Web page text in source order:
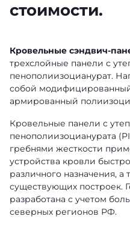
стоимости.
Кровельные сэндвич-
трехслойные панели с
пенополиизоцианурат.
собой
армированный
Кровельные панели с
пенополиизоцианурата
гребнями жесткости
устройства кровли
различного назначения,
существующих построек.
разработана с учетом
северных регионов РФ.